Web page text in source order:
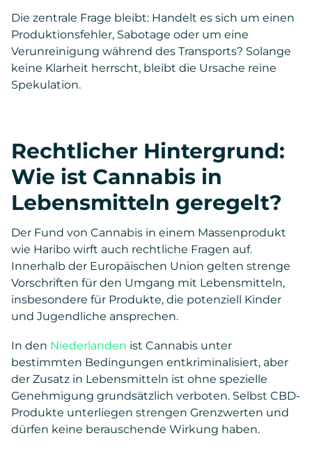
Die zentrale Frage bleibt: Handelt es sich um einen
Produktionsfehler, Sabotage oder um eine
Verunreinigung während des Transports? Solange
keine Klarheit herrscht, bleibt die Ursache reine
Spekulation.
Rechtlicher Hintergrund:
Wie ist Cannabis in
Lebensmitteln geregelt?
Der Fund von Cannabis in einem Massenprodukt
wie Haribo wirft auch rechtliche Fragen auf.
Innerhalb der Europäischen Union gelten strenge
Vorschriften für den Umgang mit Lebensmitteln,
insbesondere für Produkte, die potenziell Kinder
und Jugendliche ansprechen.
In den Niederlanden ist Cannabis unter
bestimmten Bedingungen entkriminalisiert, aber
der Zusatz in Lebensmitteln ist ohne spezielle
Genehmigung grundsätzlich verboten. Selbst CBD-
Produkte unterliegen strengen Grenzwerten und
dürfen keine berauschende Wirkung haben.